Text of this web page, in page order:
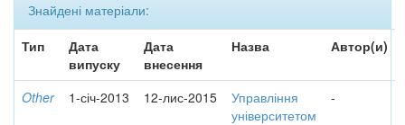
Знайдені матеріали:
Тип
Дата
випуску
Дата
внесення
Назва Автор(и)
Other 1-січ-2013 12-лис-2015
Управління
університетом
-